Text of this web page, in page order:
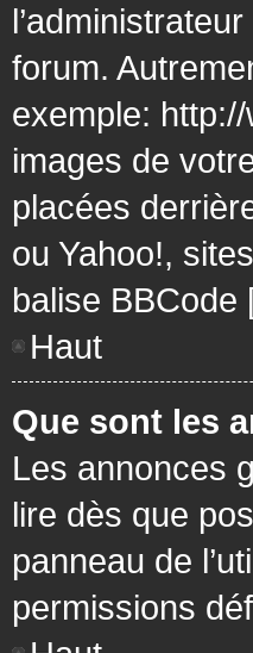
forum.
exemple:
images de
placées
ou Yahoo!,
balise BBCode
Haut
Que sont les
Les annonces
lire dès que
panneau de
permissions